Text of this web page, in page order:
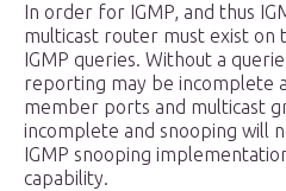
In order for IGMP, and thus
multicast router must exist
IGMP queries. Without a
reporting may be incomplete
member ports and multicast
incomplete and snooping will
IGMP snooping
capability.